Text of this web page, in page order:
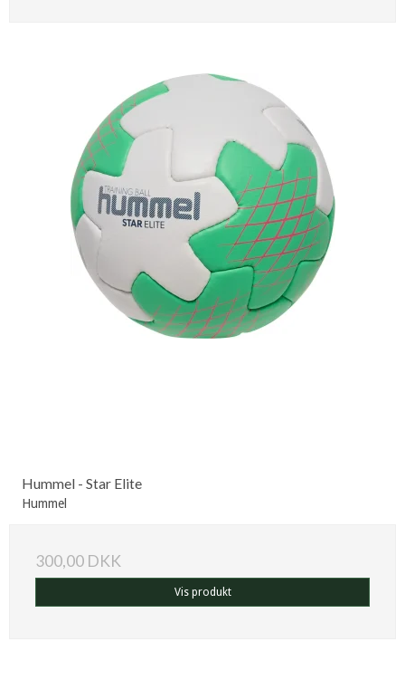
Hummel - Star Elite
Hummel
300,00 DKK
Vis produkt